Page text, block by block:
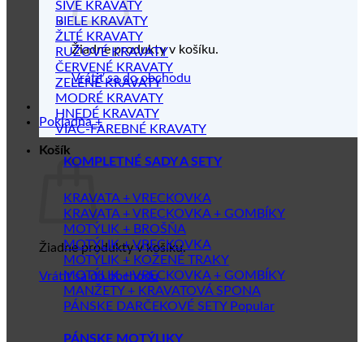
Žiadne produkty v košíku.
Vrátiť sa do obchodu
Pokladňa +
Košík
Žiadne produkty v košíku.
Vrátiť sa do obchodu
SIVÉ KRAVATY
BIELE KRAVATY
ŽLTÉ KRAVATY
RUŽOVÉ KRAVATY
ČERVENÉ KRAVATY
ZELENÉ KRAVATY
MODRÉ KRAVATY
HNEDÉ KRAVATY
VIAC-FAREBNÉ KRAVATY
KOMPLETNÉ SADY A SETY
KRAVATA + VRECKOVKA
KRAVATA + VRECKOVKA + GOMBÍKY
MOTÝLIK + BROŠŇA
MOTÝLIK + VRECKOVKA
MOTÝLIK + KOŽENÉ TRAKY
MOTÝLIK + VRECKOVKA + GOMBÍKY
MANŽETY + KRAVATOVÁ SPONA
PÁNSKE DARČEKOVÉ SETY
PÁNSKE MOTÝLIKY